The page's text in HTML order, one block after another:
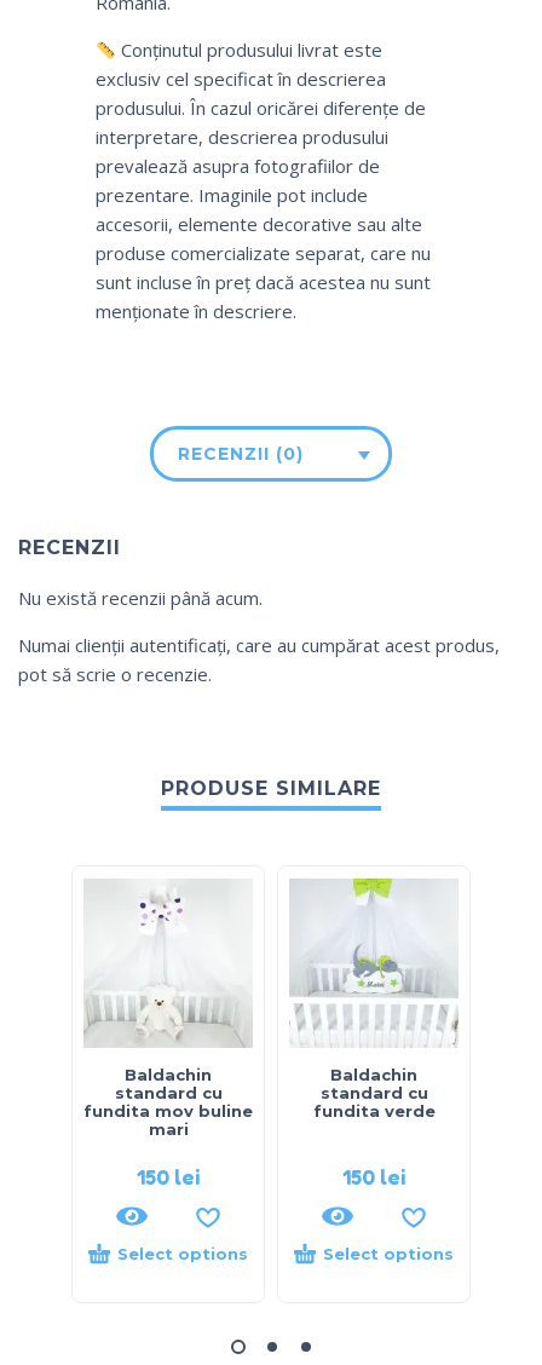
Conținutul produsului livrat este
exclusiv cel specificat în descrierea
produsului. În cazul oricărei diferențe de
interpretare, descrierea produsului
prevalează asupra fotografiilor de
prezentare. Imaginile pot include
accesorii, elemente decorative sau alte
produse comercializate separat, care nu
sunt incluse în preț dacă acestea nu sunt
menționate în descriere.
RECENZII (0)
RECENZII
Nu există recenzii până acum.
Numai clienții autentificați, care au cumpărat acest produs,
pot să scrie o recenzie.
PRODUSE SIMILARE
Baldachin
standard cu
fundita mov buline
mari
150 lei
Select options
Baldachin
standard cu
fundita verde
150 lei
Select options